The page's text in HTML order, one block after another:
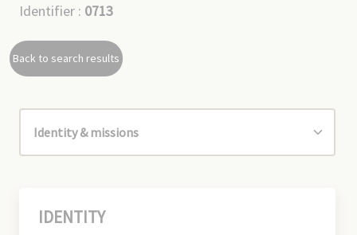
Identifier : 0713
Back to search results
IDENTITY